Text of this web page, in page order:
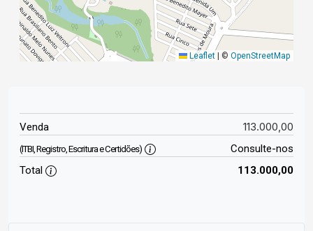
Leaflet © OpenStreetMap
Venda 113.000,00
(ITBI, Registro, Escritura e Certidões)
Consulte-nos
Total
113.000,00